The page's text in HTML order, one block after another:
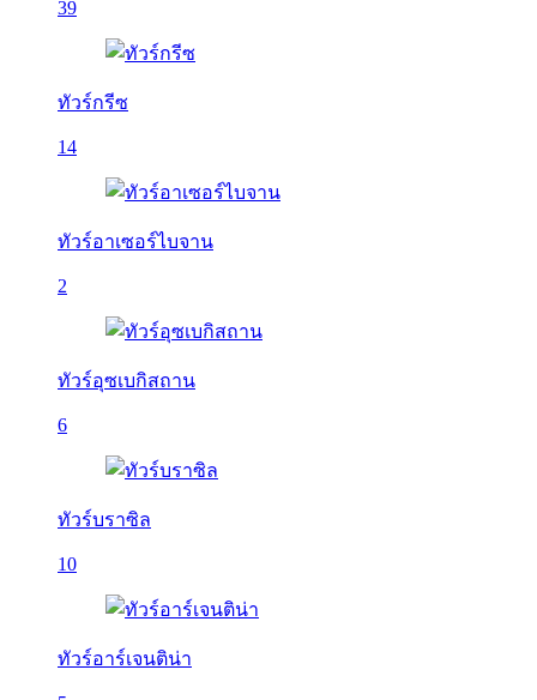
39
ทัวร์กรีซ
14
ทัวร์อาเซอร์ไบจาน
2
ทัวร์อุซเบกิสถาน
6
ทัวร์บราซิล
10
ทัวร์อาร์เจนติน่า